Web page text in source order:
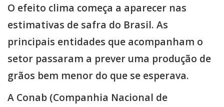
O efeito clima começa a aparecer nas
estimativas de safra do Brasil. As
principais entidades que acompanham o
setor passaram a prever uma produção de
grãos bem menor do que se esperava.
A Conab (Companhia Nacional de